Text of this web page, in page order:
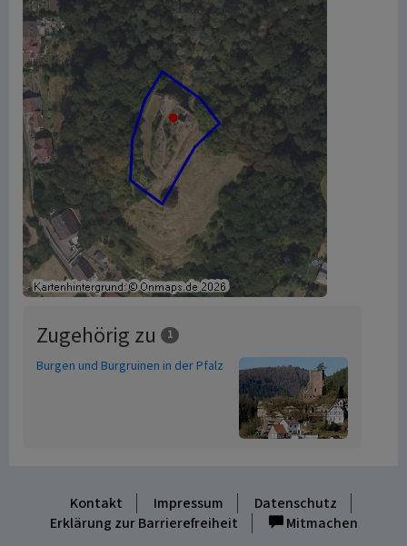
Zugehörig zu 1
Burgen und Burgruinen in der Pfalz
Kontakt Impressum
Datenschutz
Erklärung zur Barrierefreiheit
Mitmachen